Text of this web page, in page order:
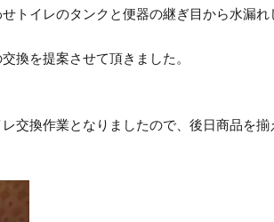
トイレのタンクと便器の継ぎ目から水漏れ
換を提案させて頂きました。
交換作業となりましたので、後日商品を